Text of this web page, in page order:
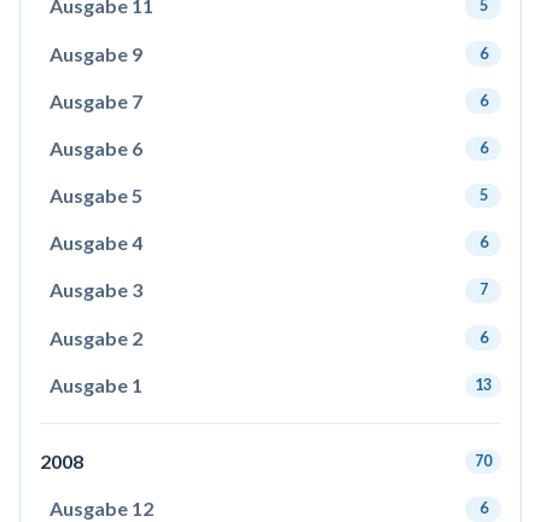
Ausgabe 11 5
Ausgabe 9 6
Ausgabe 7 6
Ausgabe 6 6
Ausgabe 5 5
Ausgabe 4 6
Ausgabe 3 7
Ausgabe 2 6
Ausgabe 1 13
2008 70
Ausgabe 12 6